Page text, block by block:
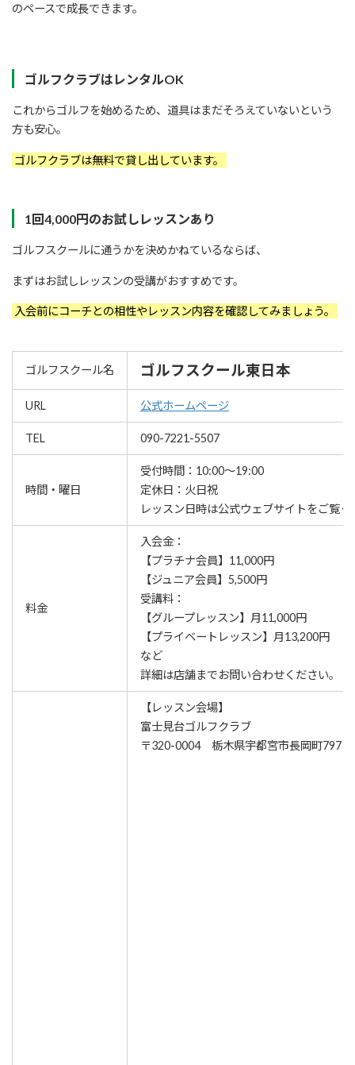
のペースで成長できます。
ゴルフクラブはレンタルOK
これからゴルフを始めるため、道具はまだそろえていないという
方も安心。
ゴルフクラブは無料で貸し出しています。
1回4,000円のお試しレッスンあり
ゴルフスクールに通うかを決めかねているならば、
まずはお試しレッスンの受講がおすすめです。
入会前にコーチとの相性やレッスン内容を確認してみましょう。
ゴルフスクール名 ゴルフスクール東日本
URL 公式ホームページ
TEL 090-7221-5507
時間・曜日
受付時間：10:00～19:00
定休日：火日祝
レッスン⽇時は公式ウェブサイトをご覧く
料金
入会金：
【プラチナ会員】11,000円
【ジュニア会員】5,500円
受講料：
【グループレッスン】月11,000円
【プライベートレッスン】月13,200円
など
詳細は店舗までお問い合わせください。
【レッスン会場】
富士見台ゴルフクラブ
〒320-0004 栃木県宇都宮市長岡町797